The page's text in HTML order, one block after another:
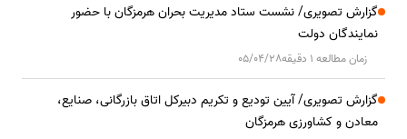
گزارش تصویری/ نشست ستاد مدیریت بحران هرمزگان با حضور
نمایندگان دولت
زمان مطالعه 1 دقیقه 05/04/28
گزارش تصویری/ آیین تودیع و تکریم دبیرکل اتاق بازرگانی، صنایع،
معادن و کشاورزی هرمزگان